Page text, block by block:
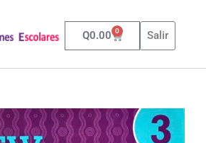
Q0.00 0 Salir